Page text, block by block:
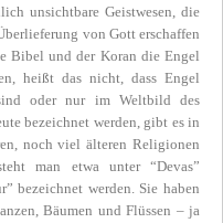
unsichtbare Geistwesen, die
von Gott erschaffen
Bibel und der Koran die Engel
heißt das nicht, dass Engel
oder nur im Weltbild des
bezeichnet werden, gibt es in
noch viel älteren Religionen
man etwa unter “Devas”
bezeichnet werden. Sie haben
Bäumen und Flüssen – ja